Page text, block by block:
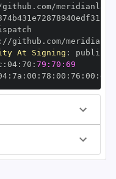
meridianlabs
: //github.com/
At Signing :
: 04: 70 : 79:70:69
: 7a : 00 : 78 : 00 : 76 : 00 : dd